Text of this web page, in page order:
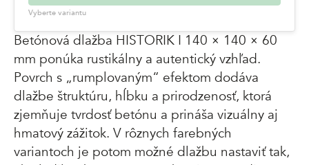
Vyberte variantu
Betónová dlažba HISTORIK I 140 × 140 × 60
mm ponúka rustikálny a autentický vzhľad.
Povrch s „rumplovaným“ efektom dodáva
dlažbe štruktúru, hĺbku a prirodzenosť, ktorá
zjemňuje tvrdosť betónu a prináša vizuálny aj
hmatový zážitok. V rôznych farebných
variantoch je potom možné dlažbu nastaviť tak,